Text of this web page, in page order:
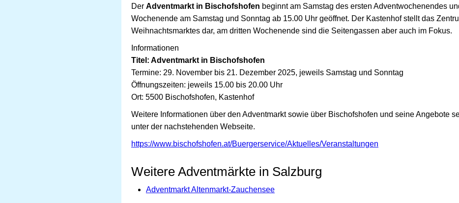
Der Adventmarkt in Bischofshofen beginnt am Samstag des ersten Adventwochenendes
Wochenende am Samstag und Sonntag ab 15.00 Uhr geöffnet. Der Kastenhof stellt das
Weihnachtsmarktes dar, am dritten Wochenende sind die Seitengassen aber auch im Fokus.
Informationen
Titel: Adventmarkt in Bischofshofen
Termine: 29. November bis 21. Dezember 2025, jeweils Samstag und Sonntag
Öffnungszeiten: jeweils 15.00 bis 20.00 Uhr
Ort: 5500 Bischofshofen, Kastenhof
Weitere Informationen über den Adventmarkt sowie über Bischofshofen und seine Angebote
unter der nachstehenden Webseite.
https://www.bischofshofen.at/Buergerservice/Aktuelles/Veranstaltungen
Weitere Adventmärkte in Salzburg
Adventmarkt Altenmarkt-Zauchensee